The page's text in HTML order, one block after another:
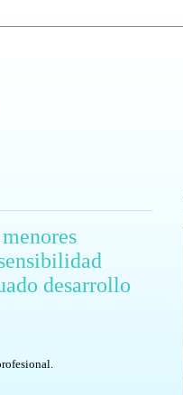
desarrollo